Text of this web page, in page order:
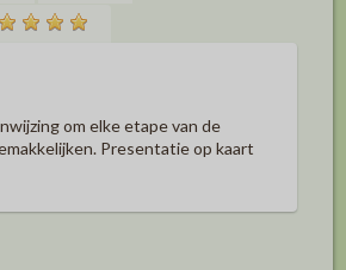
om elke etape van de
Presentatie op kaart